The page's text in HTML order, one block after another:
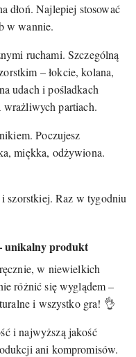
dłoń. Najlepiej stosować
w wannie.
ruchami. Szczególną
– łokcie, kolana,
udach i pośladkach
partiach.
Poczujesz
miękka, odżywiona.
szorstkiej. Raz w tygodniu
unikalny produkt
w niewielkich
różnić się wyglądem –
i wszystko gra! 👌
i najwyższą jakość
ani kompromisów.